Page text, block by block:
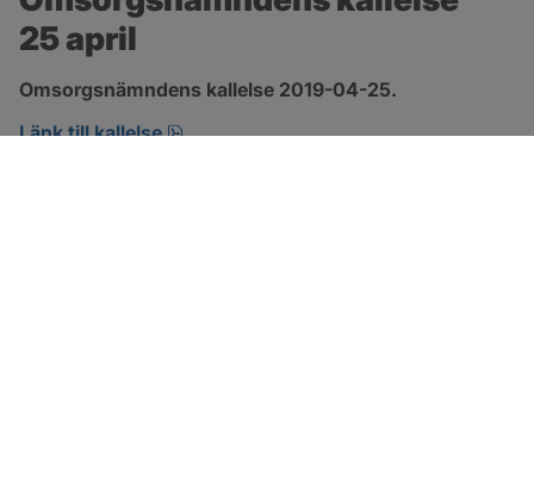
25 april
Omsorgsnämndens kallelse 2019-04-25.
Länk till kallelse
pdf, öppnas i nytt fönster.